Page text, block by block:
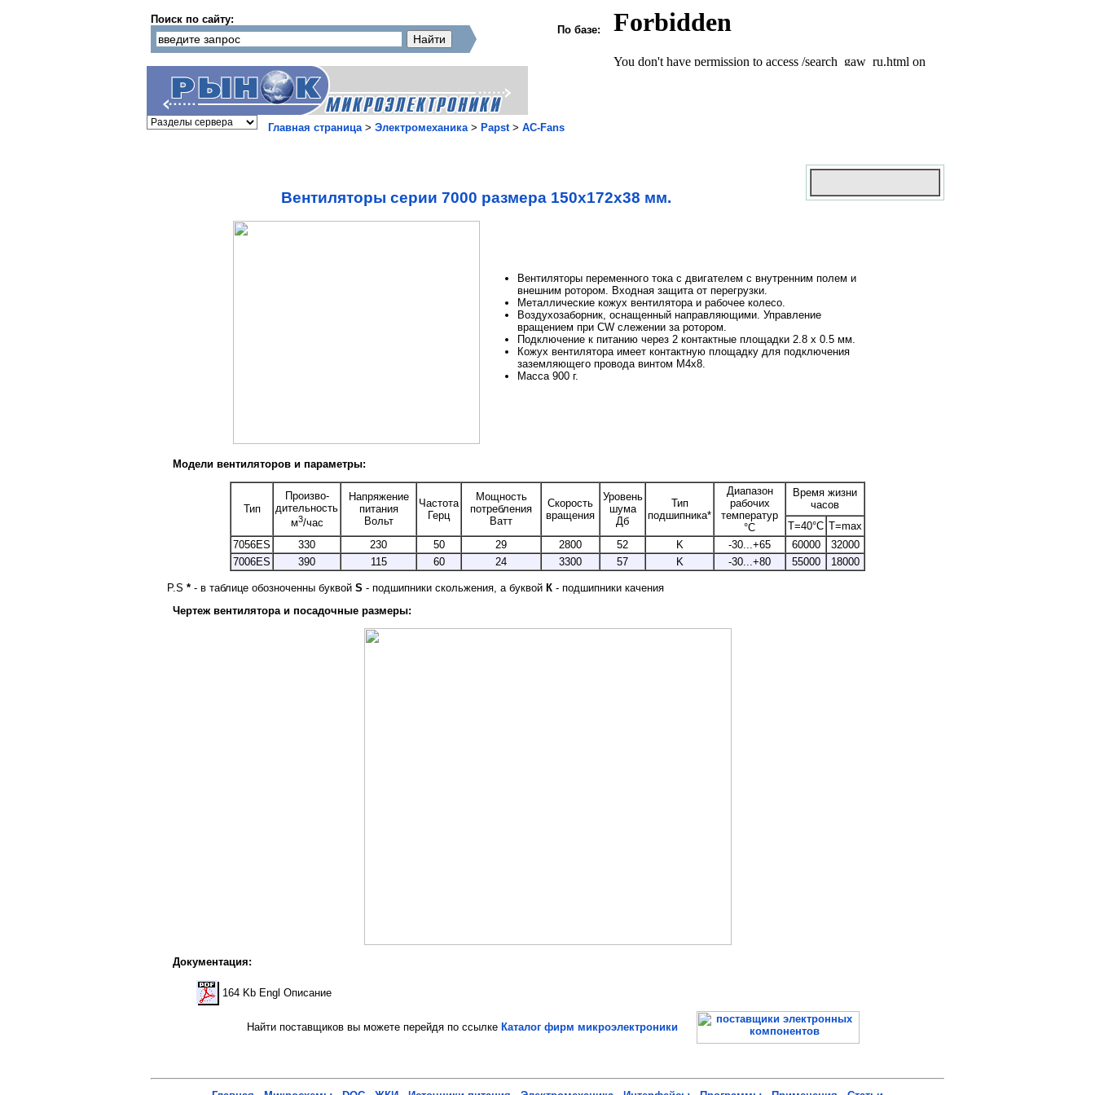
Поиск по сайту:
По базе:
Главная страница> Электромеханика> Papst> AC-Fans
Вентиляторы серии 7000 размера 150x172х38 мм.
Вентиляторы переменного тока с двигателем с внутренним полем и
внешним ротором. Входная защита от перегрузки.
Металлические кожух вентилятора и рабочее колесо.
Воздухозаборник, оснащенный направляющими. Управление
вращением при CW слежении за ротором.
Подключение к питанию через 2 контактные площадки 2.8 x 0.5 мм.
Кожух вентилятора имеет контактную площадку для подключения
заземляющего провода винтом M4x8.
Масса 900 г.
Модели вентиляторов и параметры:
Тип
Произво-
дительность
м3/час
Напряжение
питания
Вольт
Частота
Герц
Мощность
потребления
Ватт
Скорость
вращения
Уровень
шума
Дб
Тип
подшипника*
Диапазон
рабочих
температур
°С
Время жизни
часов
T=40°C T=max
7056ES
330 230 50 29 2800 52 K -30...+65 60000
32000
7006ES
390 115 60 24 3300 57 K -30...+80 55000 18000
P.S * - в таблице обозноченны буквой S - подшипники скольжения, а буквой К - подшипники качения
Чертеж вентилятора и посадочные размеры:
Документация:
164 Kb Engl Описание
Найти поставщиков вы можете перейдя по ссылке Каталог фирм микроэлектроники